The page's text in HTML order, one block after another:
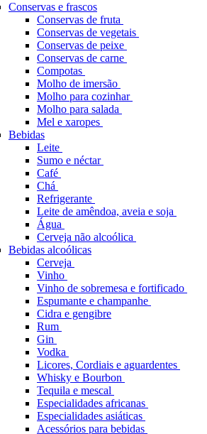
Conservas e frascos
Conservas de fruta
Conservas de vegetais
Conservas de peixe
Conservas de carne
Compotas
Molho de imersão
Molho para cozinhar
Molho para salada
Mel e xaropes
Bebidas
Leite
Sumo e néctar
Café
Chá
Refrigerante
Leite de amêndoa, aveia e soja
Água
Cerveja não alcoólica
Bebidas alcoólicas
Cerveja
Vinho
Vinho de sobremesa e fortificado
Espumante e champanhe
Cidra e gengibre
Rum
Gin
Vodka
Licores, Cordiais e aguardentes
Whisky e Bourbon
Tequila e mescal
Especialidades africanas
Especialidades asiáticas
Acessórios para bebidas